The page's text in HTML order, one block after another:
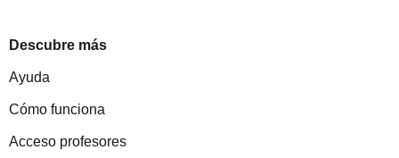
Descubre más
Ayuda
Cómo funciona
Acceso profesores